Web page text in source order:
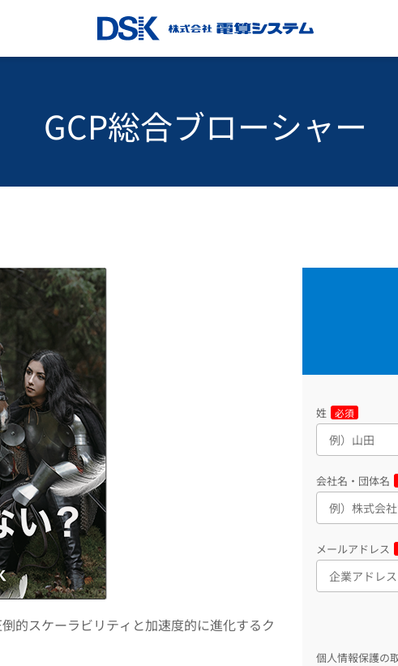
GCP総合ブローシャー
スケーラビリティと加速度的に進化するク
姓 必須
会社名・団体名
メールアドレス
個人情報保護の